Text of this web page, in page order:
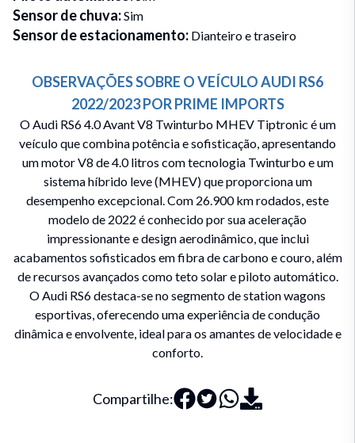
Sensor de chuva:Sim
Sensor de estacionamento: Dianteiro e traseiro
OBSERVAÇÕES SOBRE O VEÍCULOAUDI RS6
2022/2023PORPRIME IMPORTS
O Audi RS6 4.0 Avant V8 Twinturbo MHEV Tiptronic é um
veículo que combina potência e sofisticação, apresentando
um motor V8 de 4.0 litros com tecnologia Twinturbo e um
sistema híbrido leve (MHEV) que proporciona um
desempenho excepcional. Com 26.900 km rodados, este
modelo de 2022 é conhecido por sua aceleração
impressionante e design aerodinâmico, que inclui
acabamentos sofisticados em fibra de carbono e couro, além
de recursos avançados como teto solar e piloto automático.
O Audi RS6 destaca-se no segmento de station wagons
esportivas, oferecendo uma experiência de condução
dinâmica e envolvente, ideal para os amantes de velocidade e
conforto.
Compartilhe: